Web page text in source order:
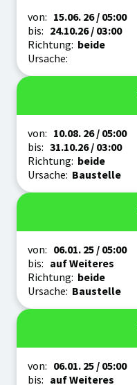
Zeitraum
von: 15.06. 26/ 05:00
bis: 24.10.26/ 03:00
Richtung: beide
Ursache:
Zeitraum
von: 10.08. 26/ 05:00
bis: 31.10.26/ 03:00
Richtung: beide
Ursache: Baustelle
Zeitraum
von: 06.01. 25/ 05:00
bis: auf Weiteres
Richtung: beide
Ursache: Baustelle
Zeitraum
von: 06.01. 25/ 05:00
bis: auf Weiteres